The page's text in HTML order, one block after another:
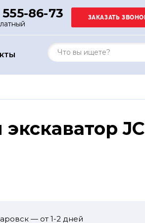
86-73
— от 1-2 дней